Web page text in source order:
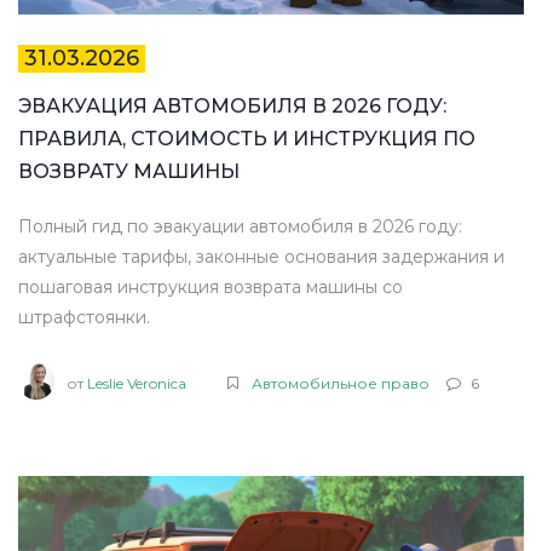
31.03.2026
ЭВАКУАЦИЯ АВТОМОБИЛЯ В 2026 ГОДУ:
ПРАВИЛА, СТОИМОСТЬ И ИНСТРУКЦИЯ ПО
ВОЗВРАТУ МАШИНЫ
Полный гид по эвакуации автомобиля в 2026 году:
актуальные тарифы, законные основания задержания и
пошаговая инструкция возврата машины со
штрафстоянки.
от Leslie Veronica Автомобильное право 6